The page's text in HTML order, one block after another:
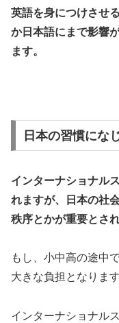
英語を身につけさせ
か日本語にまで影響
ます。
日本の習慣にな
インターナショナル
れますが、日本の社
秩序とかが重要とさ
もし、小中高の途中
大きな負担となります
インターナショナル